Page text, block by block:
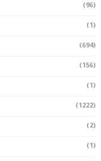
(96)
(1)
(694)
(156)
(1)
(1222)
(2)
(1)